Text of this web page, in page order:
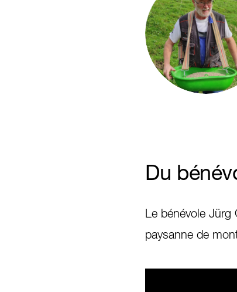
Du
Le bénévole Jürg
paysanne de